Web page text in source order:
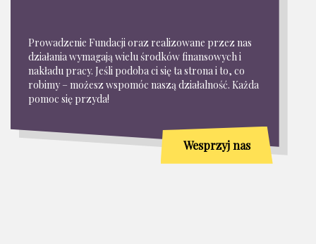
Prowadzenie Fundacji oraz realizowane przez nas
działania wymagają wielu środków finansowych i
nakładu pracy. Jeśli podoba ci się ta strona i to, co
robimy – możesz wspomóc naszą działalność. Każda
pomoc się przyda!
Wesprzyj nas